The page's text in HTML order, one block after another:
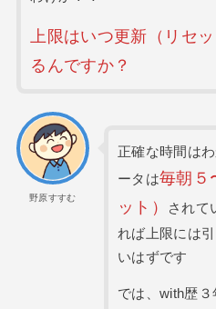
上限はいつ更新 （ リセ
るんですか？
野原すすむ
正確な時間は
ータは毎朝５
ット）
されて
れば上限には
いはずです
では、with歴３